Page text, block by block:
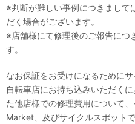
※判断が難しい事例につきまして
だく場合がございます。
※店舗様にて修理後のご報告につ
す。
なお保証をお受けになるために
自転車店にお持ち込みいただく
た他店様での修理費用について
Market、及びサイクルスポット